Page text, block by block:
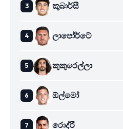
කුබාර්සී
ලාපෝර්ටේ
කුකුරෙල්ලා
ඕල්මෝ
රොද්රී